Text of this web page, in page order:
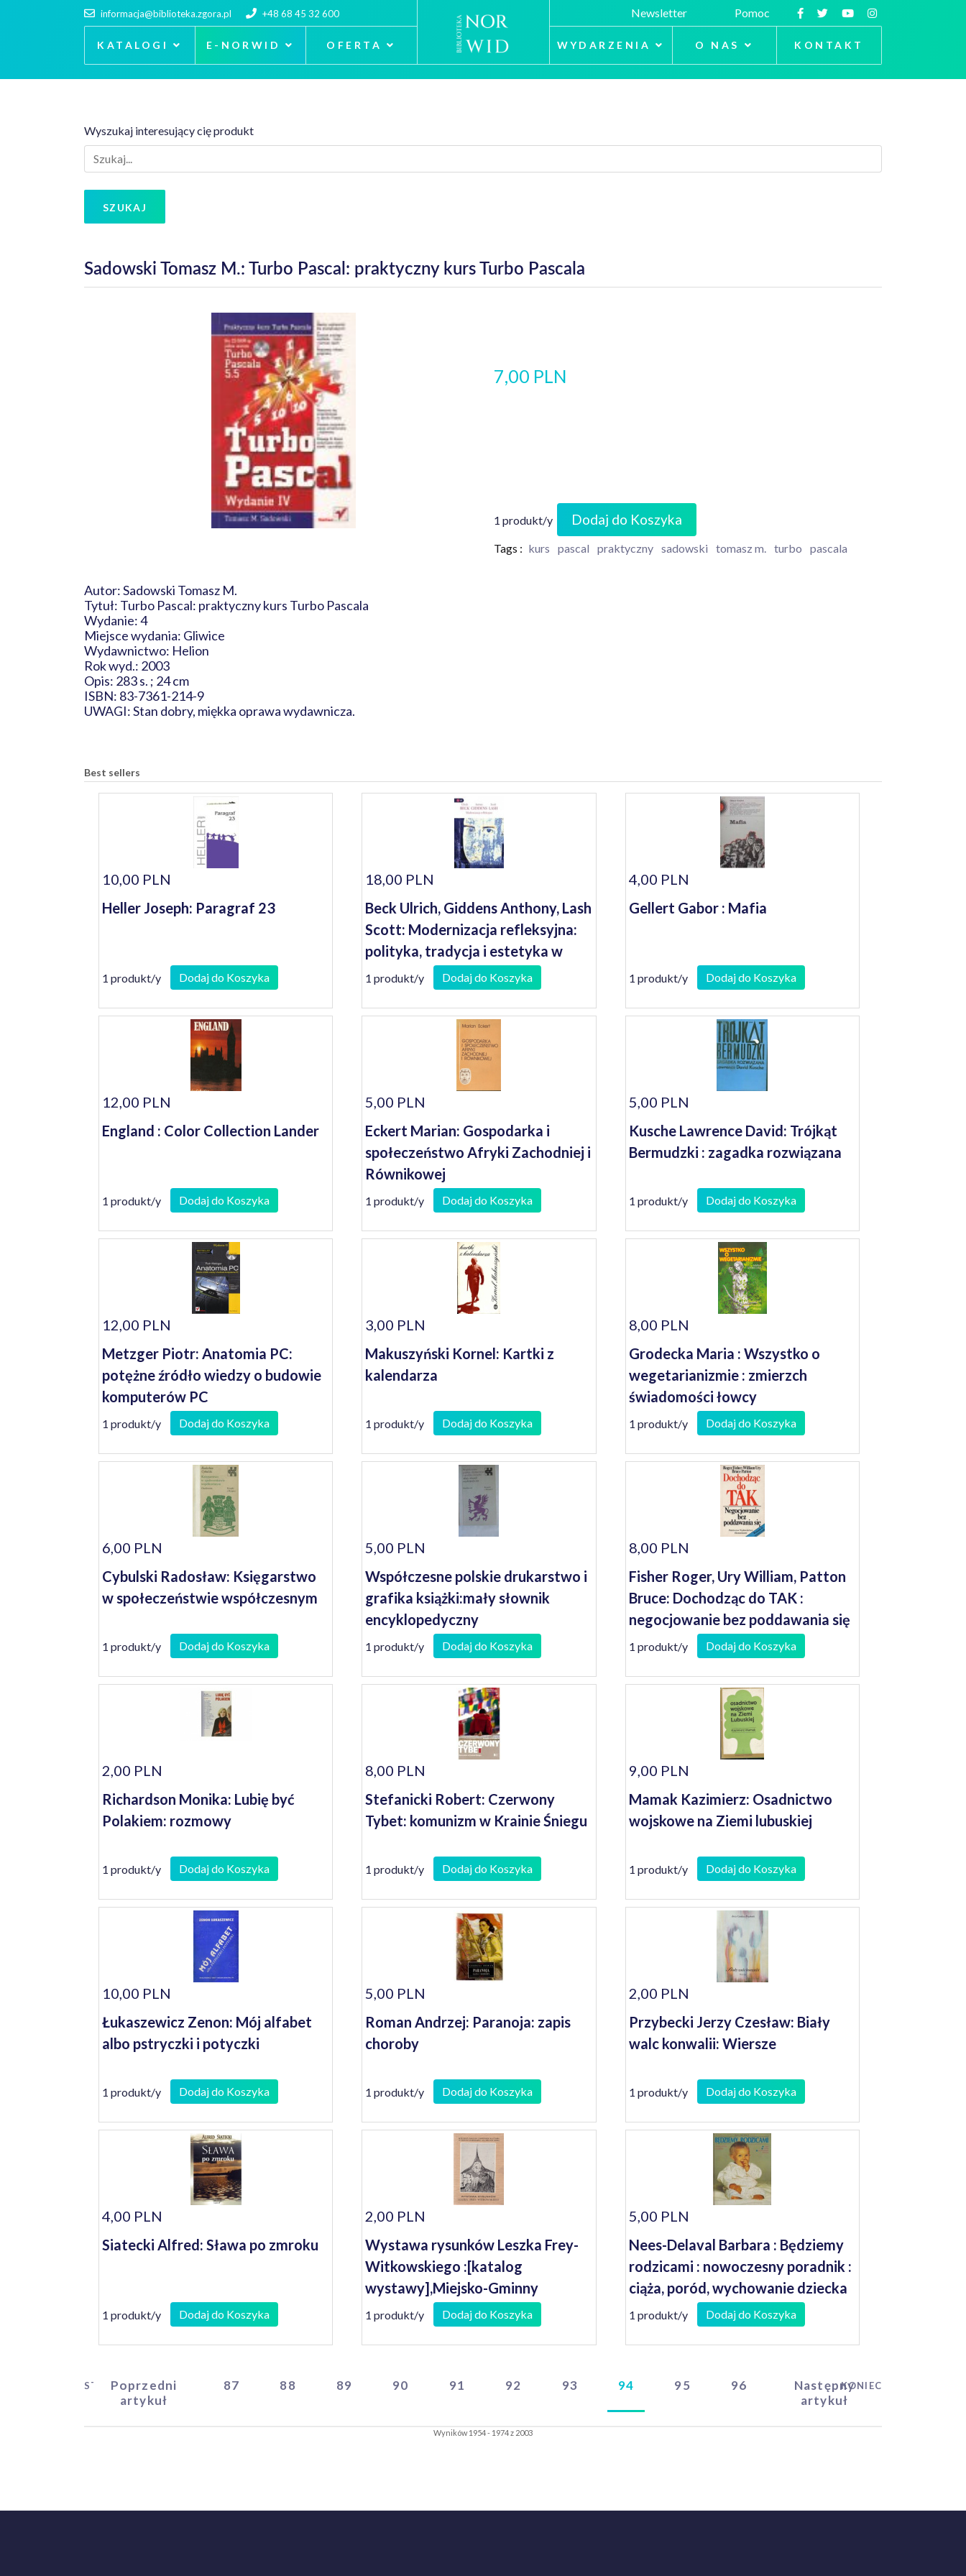
informacja@biblioteka.zgora.pl +48 68 45 32 600
KATALOGI E-NORWID OFERTA
Newsletter Pomoc
WYDARZENIA O NAS KONTAKT
Wyszukaj interesujący cię produkt
SZUKAJ
Sadowski Tomasz M.: Turbo Pascal: praktyczny kurs Turbo Pascala
7,00 PLN
1 produkt/y Dodaj do Koszyka
Tags : kurs pascal praktyczny sadowski tomasz m. turbo pascala
Autor: Sadowski Tomasz M.
Tytuł: Turbo Pascal: praktyczny kurs Turbo Pascala
Wydanie: 4
Miejsce wydania: Gliwice
Wydawnictwo: Helion
Rok wyd.: 2003
Opis: 283 s. ; 24 cm
ISBN: 83-7361-214-9
UWAGI: Stan dobry, miękka oprawa wydawnicza.
Best sellers
10,00 PLN
Heller Joseph: Paragraf 23
1 produkt/y Dodaj do Koszyka
18,00 PLN
Beck Ulrich, Giddens Anthony, Lash
Scott: Modernizacja refleksyjna:
polityka, tradycja i estetyka w
porządku społecznym
nowoczesności
1 produkt/y Dodaj do Koszyka
4,00 PLN
Gellert Gabor : Mafia
1 produkt/y Dodaj do Koszyka
12,00 PLN
England : Color Collection Lander
1 produkt/y Dodaj do Koszyka
5,00 PLN
Eckert Marian: Gospodarka i
społeczeństwo Afryki Zachodniej i
Równikowej
1 produkt/y Dodaj do Koszyka
5,00 PLN
Kusche Lawrence David: Trójkąt
Bermudzki : zagadka rozwiązana
1 produkt/y Dodaj do Koszyka
12,00 PLN
Metzger Piotr: Anatomia PC:
potężne źródło wiedzy o budowie
komputerów PC
1 produkt/y Dodaj do Koszyka
3,00 PLN
Makuszyński Kornel: Kartki z
kalendarza
1 produkt/y Dodaj do Koszyka
8,00 PLN
Grodecka Maria : Wszystko o
wegetarianizmie : zmierzch
świadomości łowcy
1 produkt/y Dodaj do Koszyka
6,00 PLN
Cybulski Radosław: Księgarstwo
w społeczeństwie współczesnym
1 produkt/y Dodaj do Koszyka
5,00 PLN
Współczesne polskie drukarstwo i
grafika książki:mały słownik
encyklopedyczny
1 produkt/y Dodaj do Koszyka
8,00 PLN
Fisher Roger, Ury William, Patton
Bruce: Dochodząc do TAK :
negocjowanie bez poddawania się
1 produkt/y Dodaj do Koszyka
2,00 PLN
Richardson Monika: Lubię być
Polakiem: rozmowy
1 produkt/y Dodaj do Koszyka
8,00 PLN
Stefanicki Robert: Czerwony
Tybet: komunizm w Krainie Śniegu
1 produkt/y Dodaj do Koszyka
9,00 PLN
Mamak Kazimierz: Osadnictwo
wojskowe na Ziemi lubuskiej
1 produkt/y Dodaj do Koszyka
10,00 PLN
Łukaszewicz Zenon: Mój alfabet
albo pstryczki i potyczki
1 produkt/y Dodaj do Koszyka
5,00 PLN
Roman Andrzej: Paranoja: zapis
choroby
1 produkt/y Dodaj do Koszyka
2,00 PLN
Przybecki Jerzy Czesław: Biały
walc konwalii: Wiersze
1 produkt/y Dodaj do Koszyka
4,00 PLN
Siatecki Alfred: Sława po zmroku
1 produkt/y Dodaj do Koszyka
2,00 PLN
Wystawa rysunków Leszka Frey-
Witkowskiego :[katalog
wystawy],Miejsko-Gminny
Ośrodek Kultury w Nowym
Miasteczku, maj 1981 rok
1 produkt/y Dodaj do Koszyka
5,00 PLN
Nees-Delaval Barbara : Będziemy
rodzicami : nowoczesny poradnik :
ciąża, poród, wychowanie dziecka
1 produkt/y Dodaj do Koszyka
STARTPoprzedni
artykuł
87 88 89 90 91 92 93 94 95 96
Następny
artykuł
KONIEC
Wyników 1954 - 1974 z 2003